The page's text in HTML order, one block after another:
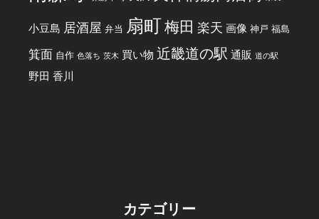
小豆島 居酒屋 弁当 扇町梅田 楽天 画像 神戸 福島
箕面 自作 色落ち 茨木 買い物 近畿道の駅 通販 道の駅
野田 香川
カテゴリー